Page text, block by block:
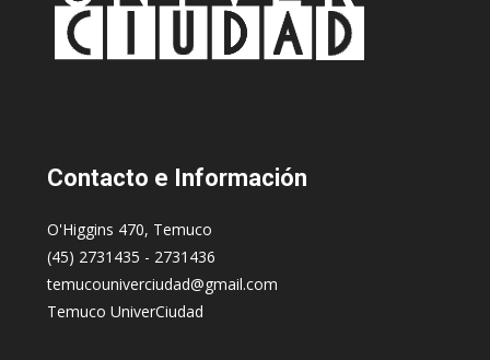
Contacto e Información
O'Higgins 470, Temuco
(45) 2731435 - 2731436
temucouniverciudad@gmail.com
Temuco UniverCiudad